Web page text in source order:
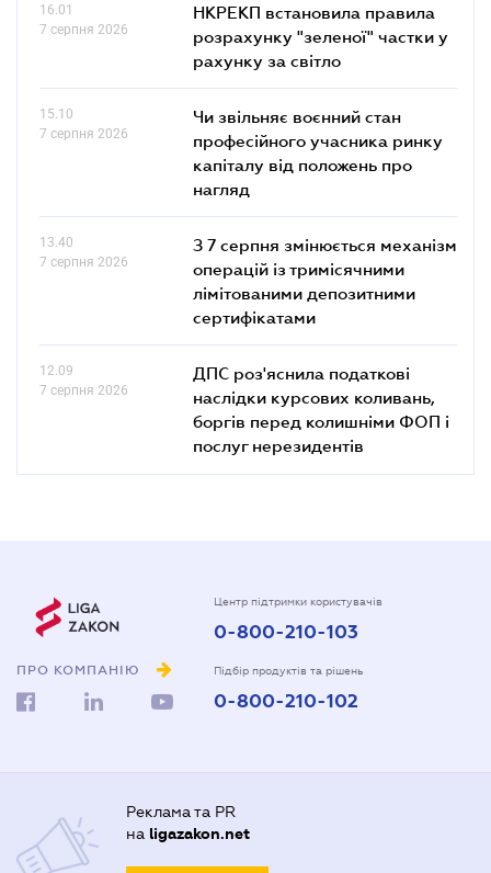
16.01
7 серпня 2026
НКРЕКП встановила правила
розрахунку "зеленої" частки у
рахунку за світло
15.10
7 серпня 2026
Чи звільняє воєнний стан
професійного учасника ринку
капіталу від положень про
нагляд
13.40
7 серпня 2026
З 7 серпня змінюється механізм
операцій із тримісячними
лімітованими депозитними
сертифікатами
12.09
7 серпня 2026
ДПС роз'яснила податкові
наслідки курсових коливань,
боргів перед колишніми ФОП і
послуг нерезидентів
ПРО КОМПАНІЮ
Центр підтримки користувачів
0-800-210-103
Підбір продуктів та рішень
0-800-210-102
Реклама та PR
на ligazakon.net